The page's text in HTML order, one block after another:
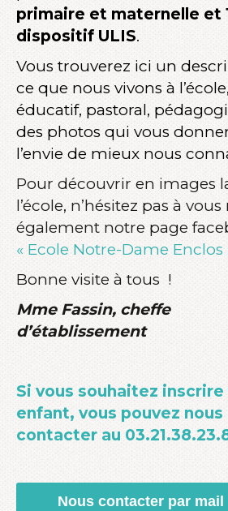
primaire et maternelle et
dispositif ULIS.
Vous trouverez ici un
ce que nous vivons à
éducatif, pastoral,
des photos qui vous
l’envie de mieux nous
Pour découvrir en images
l’école, n’hésitez pas à
également notre page
« Ecole Notre-Dame Enclos
Bonne visite à tous !
Mme Fassin, cheffe
d’établissement
Si vous souhaitez
enfant, vous pouvez nous
contacter au
Nous contacter par mail